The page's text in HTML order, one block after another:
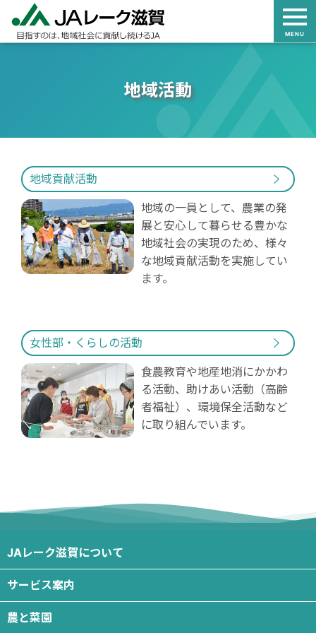
MENU
地域活動
地域貢献活動
地域の一員として、農業の発
展と安心して暮らせる豊かな
地域社会の実現のため、様々
な地域貢献活動を実施してい
ます。
女性部・くらしの活動
食農教育や地産地消にかかわ
る活動、助けあい活動（高齢
者福祉）、環境保全活動など
に取り組んでいます。
JAレーク滋賀について
サービス案内
農と菜園